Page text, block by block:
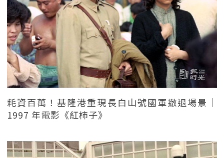
耗資百萬！基隆港重現長白山號國軍撤退場景｜
1997 年電影《紅柿子》